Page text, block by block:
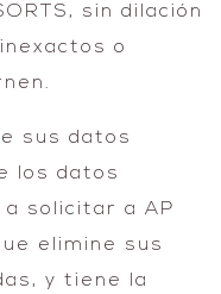
sin dilación
o
sus datos
los datos
solicitar a AP
elimine sus
y tiene la